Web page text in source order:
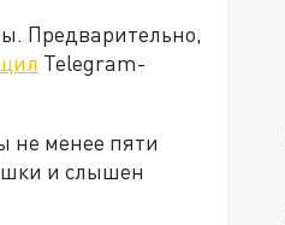
Предварительно,
Telegram-
не менее пяти
и слышен